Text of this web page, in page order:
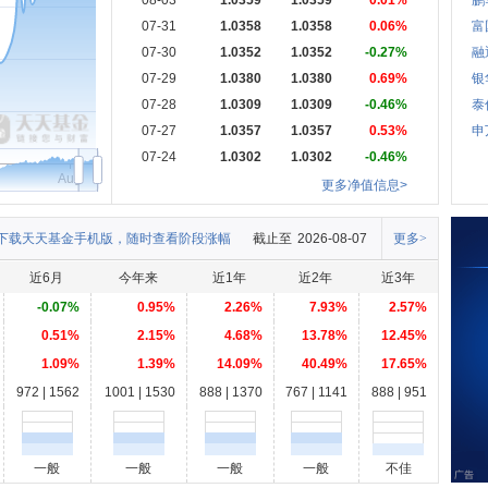
Aug
07-31
1.0358 1.0358
0.06%
07-30
1.0352 1.0352
-0.27%
07-29
1.0380 1.0380
0.69%
07-28
1.0309 1.0309
-0.46%
07-27
1.0357 1.0357
0.53%
07-24
1.0302 1.0302
-0.46%
更多净值信息>
富
融
银
泰
申
更多>
截止至 2026-08-07
载天天基金手机版，随时查看阶段涨幅
近6月 今年来 近1年 近2年
近3年
-0.07%
0.95% 2.26% 7.93%
2.57%
0.51%
2.15% 4.68% 13.78%
12.45%
1.09%
1.39% 14.09% 40.49%
17.65%
972 | 1562
1001 | 1530 888 | 1370 767 | 1141 888 | 951
一般 一般 一般 一般 不佳